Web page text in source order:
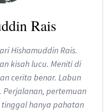
Rais
Hishamuddin Rais.
kisah lucu. Meniti di
cerita benar. Labun
Perjalanan, pertemuan
tinggal hanya pahatan